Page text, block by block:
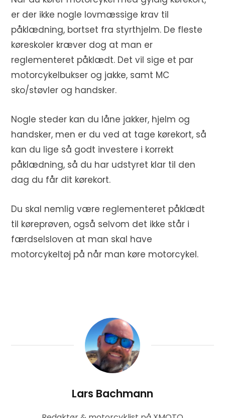
er der ikke nogle lovmæssige krav til
påklædning, bortset fra styrthjelm. De fleste
køreskoler kræver dog at man er
reglementeret påklædt. Det vil sige et par
motorcykelbukser og jakke, samt MC
sko/støvler og handsker.
Nogle steder kan du låne jakker, hjelm og
handsker, men er du ved at tage kørekort, så
kan du lige så godt investere i korrekt
påklædning, så du har udstyret klar til den
dag du får dit kørekort.
Du skal nemlig være reglementeret påklædt
til køreprøven, også selvom det ikke står i
færdselsloven at man skal have
motorcykeltøj på når man køre motorcykel.
Lars Bachmann